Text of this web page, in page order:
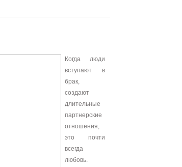
Когда люди
вступают в
брак,
создают
длительные
партнерские
отношения,
это почти
всегда
любовь.